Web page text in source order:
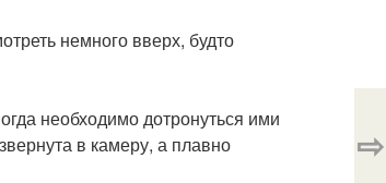
немного вверх, будто
необходимо дотронуться ими
в камеру, а плавно
⇨